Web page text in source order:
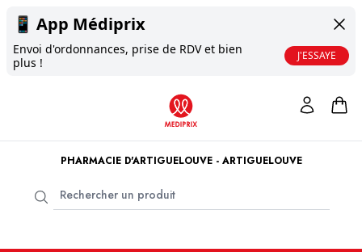
📱 App Médiprix
Envoi d'ordonnances, prise de RDV et bien
plus !
J'ESSAYE
PHARMACIE D'ARTIGUELOUVE - ARTIGUELOUVE